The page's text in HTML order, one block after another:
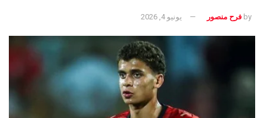
by فرح منصور يونيو 4, 2026